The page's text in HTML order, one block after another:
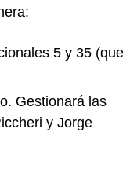
5 y 35 (que
Gestionará las
y Jorge